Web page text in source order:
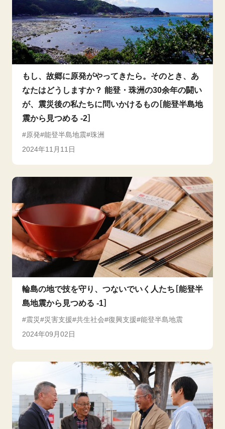
もし、故郷に原発がやってきたら。そのとき、あ
なたはどうしますか？ 能登・珠洲の30余年の闘い
が、震災後の私たちに問いかけるもの［能登半島地
震から見つめる -2］
原発 能登半島地震 珠洲
2024年11月11日
輪島の地で技を守り、つないでいく人たち［能登半
島地震から見つめる -1］
震災 災害支援 共生社会 復興支援 能登半島地震
2024年09月02日